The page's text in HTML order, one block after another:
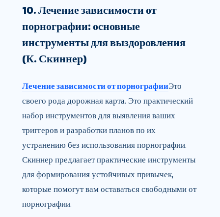
10. Лечение зависимости от
порнографии: основные
инструменты для выздоровления
(К. Скиннер)
Лечение зависимости от порнографииЭто
своего рода дорожная карта. Это практический
набор инструментов для выявления ваших
триггеров и разработки планов по их
устранению без использования порнографии.
Скиннер предлагает практические инструменты
для формирования устойчивых привычек,
которые помогут вам оставаться свободными от
порнографии.